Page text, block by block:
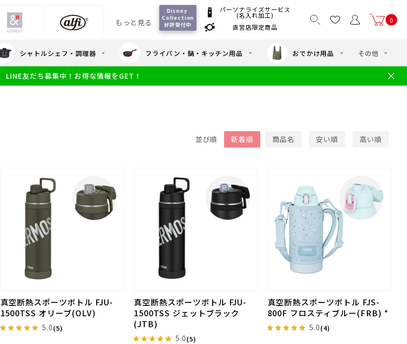
もっと見る
以上送料無料
サーモスのeギフト
ギフトのご案内
Disney
Collection
好評受付中
パーソナライズサービス
(名入れ加工)
直営店限定商品
食洗機対応 幼児・園児向け水筒
0
シャトルシェフ・調理器 フライパン・鍋・キッチン用品 おでかけ用品 その他
LINE友だち募集中！お得な情報をGET！
並び順 新着順 商品名 安い順 高い順
真空断熱スポーツボトル FJU-
1500TSS オリーブ(OLV)
5.0(5)
真空断熱スポーツボトル FJU-
1500TSS ジェットブラック
(JTB)
5.0(5)
真空断熱スポーツボトル FJS-
800F フロスティブルー(FRB) *
5.0(4)